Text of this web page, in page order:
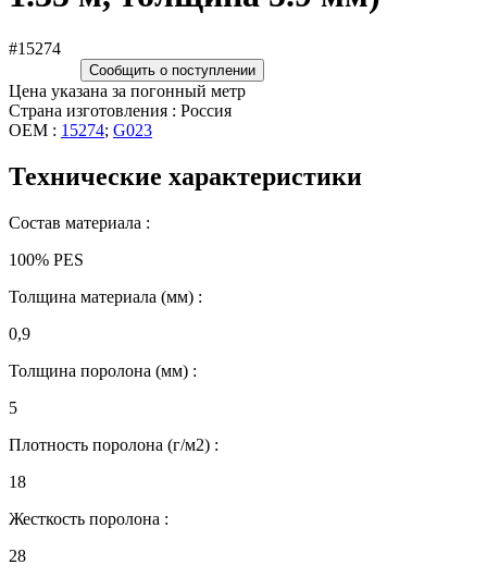
#15274
Сообщить о поступлении
Цена указана за погонный метр
Страна изготовления : Россия
OEM : 15274; G023
Технические характеристики
Состав материала :
100% PES
Толщина материала (мм) :
0,9
Толщина поролона (мм) :
5
Плотность поролона (г/м2) :
18
Жесткость поролона :
28